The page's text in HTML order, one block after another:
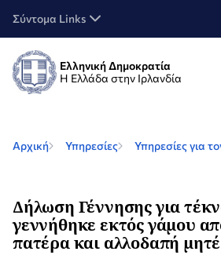
Σύντομα Links
Ελληνική Δημοκρατία
Η Ελλάδα στην Ιρλανδία
Αρχική Υπηρεσίες Υπηρεσίες για
Δήλωση Γέννησης για
γεννήθηκε εκτός γάμου
πατέρα και αλλοδαπή